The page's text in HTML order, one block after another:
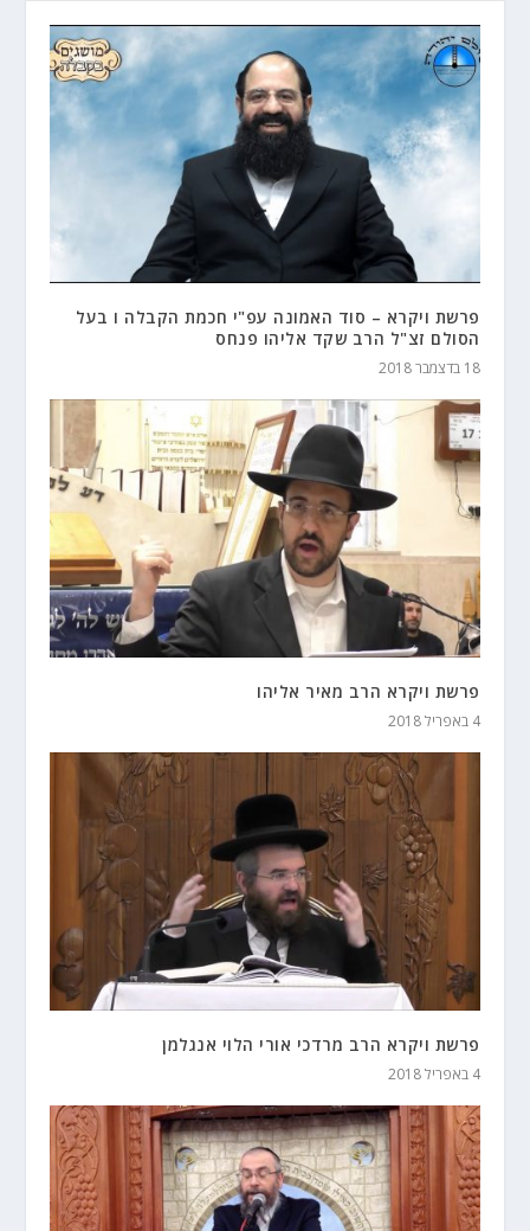
פרשת ויקרא – סוד האמונה עפ"י חכמת הקבלה ו בעל
הסולם זצ"ל הרב שקד אליהו פנחס
18 בדצמבר 2018
פרשת ויקרא הרב מאיר אליהו
4 באפריל 2018
פרשת ויקרא הרב מרדכי אורי הלוי אנגלמן
4 באפריל 2018